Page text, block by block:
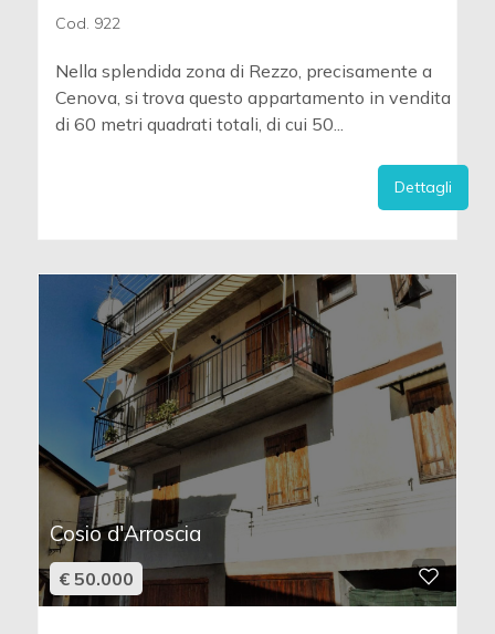
Cod. 922
Nella splendida zona di Rezzo, precisamente a
Cenova, si trova questo appartamento in vendita
di 60 metri quadrati totali, di cui 50...
Dettagli
Cosio d'Arroscia
€ 50.000